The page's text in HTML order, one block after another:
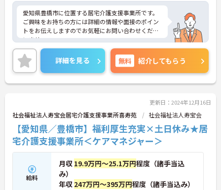
愛知県豊橋市に位置する居宅介護支援事業所です。
ご興味をお持ちの方には詳細の情報や面接のポイン
トをお伝えしますのでお気軽にお問い合わせくださ
いませ。
詳細を見る 無料 紹介してもらう
更新日：2024年12月16日
社会福祉法人寿宝会居宅介護支援事業所喜寿苑 社会福祉法人寿宝会
【愛知県／豊橋市】福利厚生充実×土日休み★居
宅介護支援事業所＜ケアマネジャー＞
給料
月収 19.9万円～25.1万円程度（諸手当込
み）
年収 247万円～395万円程度（諸手当込み）